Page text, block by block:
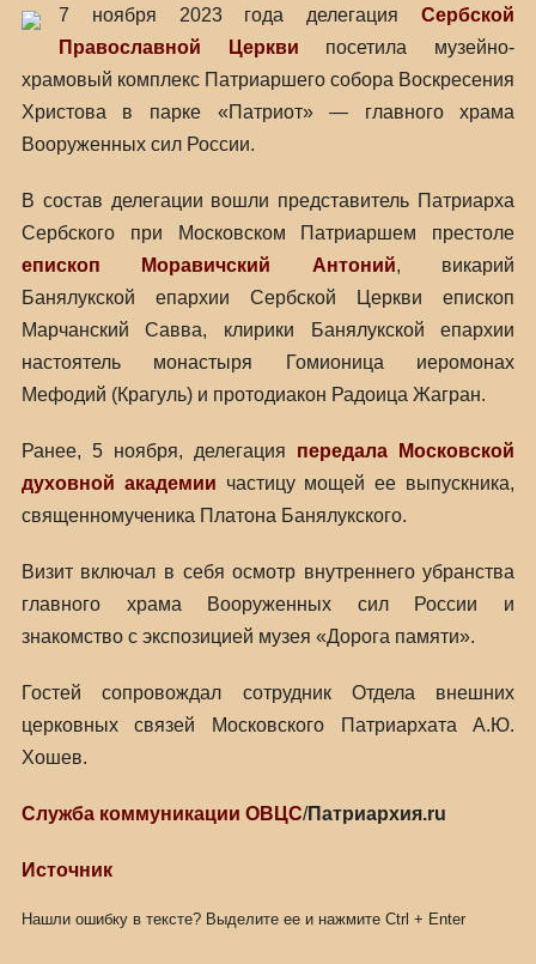
7 ноября 2023 года делегацияСербской
Православной Церкви посетила музейно-
храмовый комплекс Патриаршего собора Воскресения
Христова в парке «Патриот» — главного храма
Вооруженных сил России.
В состав делегации вошли представитель Патриарха
Сербского при Московском Патриаршем престоле
епископ Моравичский Антоний, викарий
Банялукской епархии Сербской Церкви епископ
Марчанский Савва, клирики Банялукской епархии
настоятель монастыря Гомионица иеромонах
Мефодий (Крагуль) и протодиакон Радоица Жагран.
Ранее, 5 ноября, делегация передала
Московской
духовной академии частицу мощей ее выпускника,
священномученика Платона Банялукского.
Визит включал в себя осмотр внутреннего убранства
главного храма Вооруженных сил России и
знакомство с экспозицией музея «Дорога памяти».
Гостей сопровождал сотрудник Отдела внешних
церковных связей Московского Патриархата А.Ю.
Хошев.
Служба коммуникации ОВЦС/Патриархия.ru
Источник
Нашли ошибку в тексте? Выделите ее и нажмите Ctrl + Enter